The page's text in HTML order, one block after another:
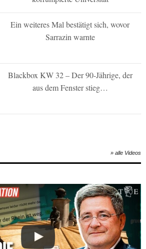
Ein weiteres Mal bestätigt sich, wovor
Sarrazin warnte
Blackbox KW 32 – Der 90-Jährige, der
aus dem Fenster stieg…
» alle Videos